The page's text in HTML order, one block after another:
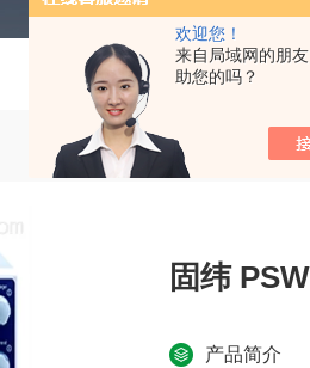
欢迎您！
来自局域网的朋
助您的吗？
当前位置：首页 产品中心
固纬
产品简介